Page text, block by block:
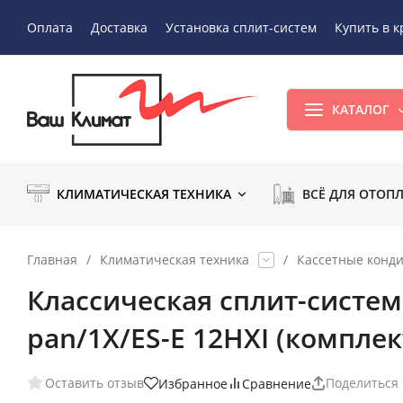
Оплата Доставка Установка сплит-систем Купить в
КАТАЛОГ
КЛИМАТИЧЕСКАЯ ТЕХНИКА ВСЁ ДЛЯ
Главная / Климатическая техника / Кассетные
Классическая сплит-
pan/1X/ES-E 12HXI
Оставить отзыв Избранное Сравнение Поделиться